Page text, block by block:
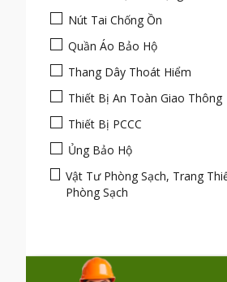
Nút Tai Chống Ồn
Quần Áo Bảo Hộ
Thang Dây Thoát Hiểm
Thiết Bị An Toàn Giao Thông
Thiết Bị PCCC
Ủng Bảo Hộ
Vật Tư Phòng Sạch, Trang
Phòng Sạch